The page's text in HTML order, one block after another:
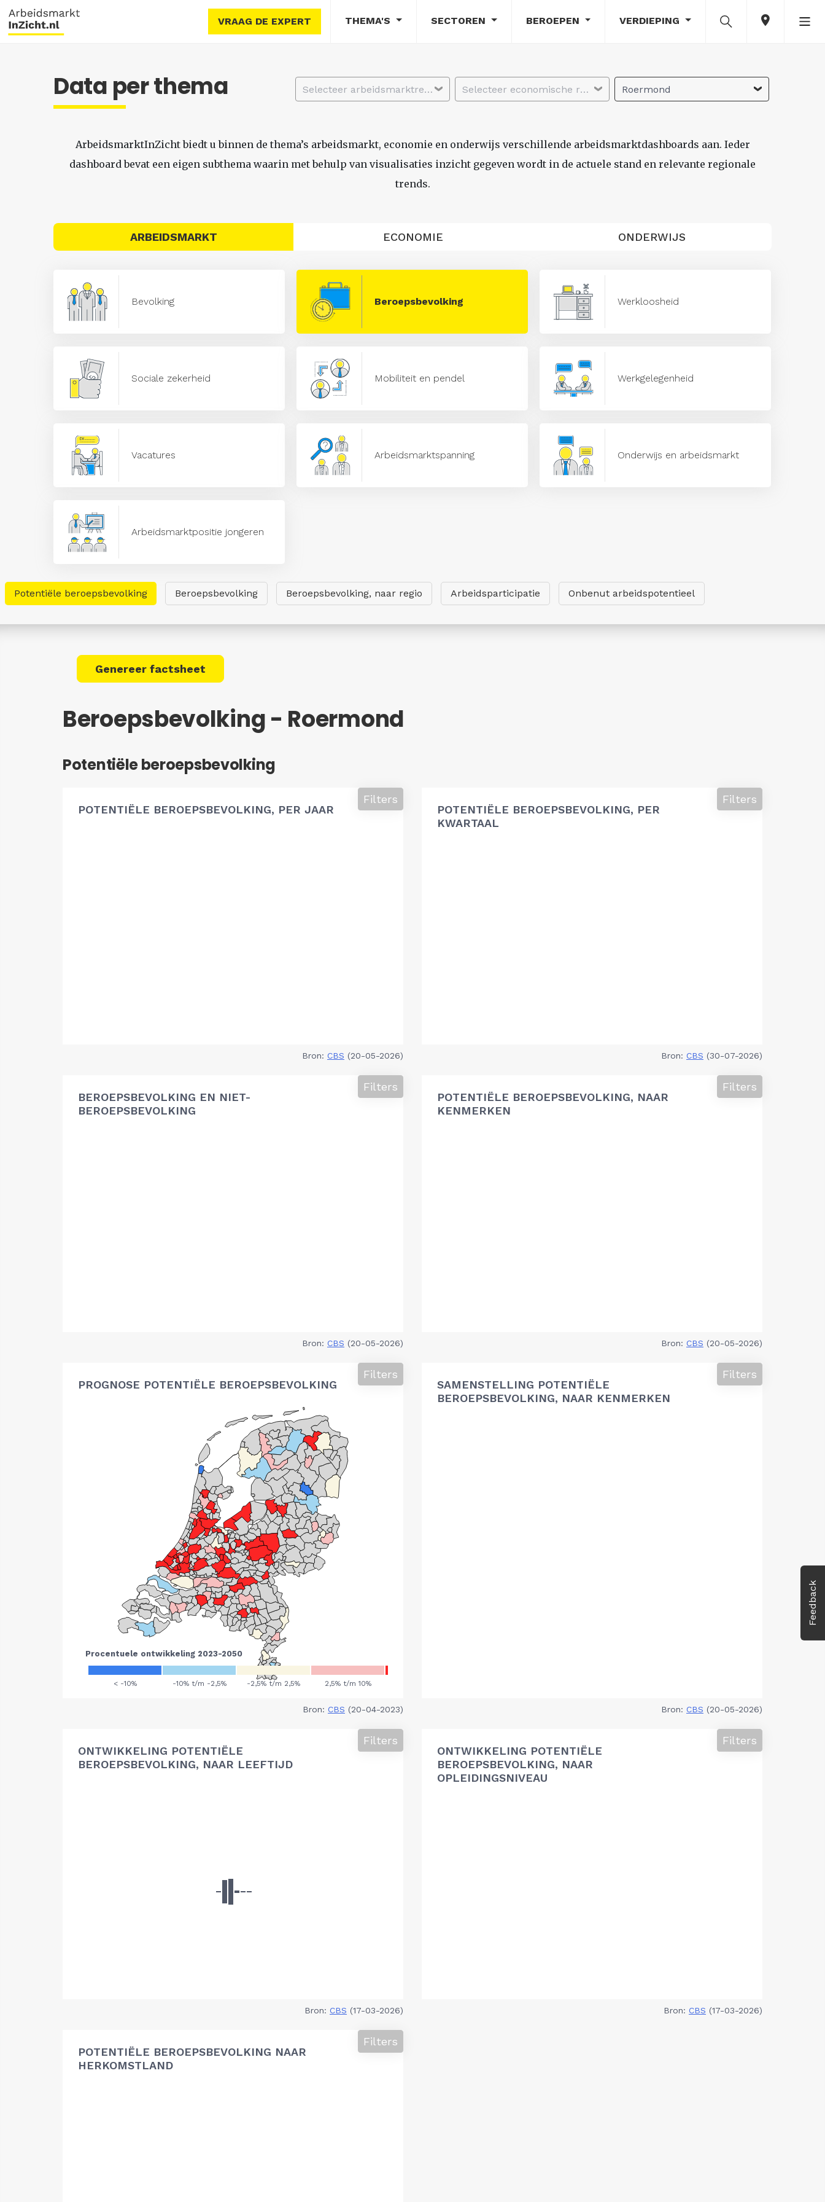
VRAAG DE EXPERT THEMA'S SECTOREN BEROEPEN VERDIEPING
Feedback
Data per thema Selecteer arbeidsmarktregio Selecteer economische regio Roermond
ArbeidsmarktInZicht biedt u binnen de thema’s arbeidsmarkt, economie en onderwijs verschillende arbeidsmarktdashboards aan. Ieder
dashboard bevat een eigen subthema waarin met behulp van visualisaties inzicht gegeven wordt in de actuele stand en relevante regionale
trends.
ARBEIDSMARKT ECONOMIE ONDERWIJS
Bevolking Beroepsbevolking Werkloosheid
Sociale zekerheid Mobiliteit en pendel Werkgelegenheid
Vacatures Arbeidsmarktspanning Onderwijs en arbeidsmarkt
Arbeidsmarktpositie jongeren
Potentiële beroepsbevolking Beroepsbevolking Beroepsbevolking, naar regio Arbeidsparticipatie Onbenut arbeidspotentieel
Genereer factsheet
Beroepsbevolking - Roermond
Potentiële beroepsbevolking
POTENTIËLE BEROEPSBEVOLKING, PER JAAR
Filters
Bron: CBS (20-05-2026)
POTENTIËLE BEROEPSBEVOLKING, PER
KWARTAAL
Filters
Bron: CBS (30-07-2026)
BEROEPSBEVOLKING EN NIET-
BEROEPSBEVOLKING
Filters
Bron: CBS (20-05-2026)
POTENTIËLE BEROEPSBEVOLKING, NAAR
KENMERKEN
Filters
Bron: CBS (20-05-2026)
PROGNOSE POTENTIËLE BEROEPSBEVOLKING
Filters
Bron: CBS (20-04-2023)
SAMENSTELLING POTENTIËLE
BEROEPSBEVOLKING, NAAR KENMERKEN
Filters
Bron: CBS (20-05-2026)
ONTWIKKELING POTENTIËLE
BEROEPSBEVOLKING, NAAR LEEFTIJD
Filters
Bron: CBS (17-03-2026)
ONTWIKKELING POTENTIËLE
BEROEPSBEVOLKING, NAAR
OPLEIDINGSNIVEAU
Filters
Bron: CBS (17-03-2026)
POTENTIËLE BEROEPSBEVOLKING NAAR
HERKOMSTLAND
Filters